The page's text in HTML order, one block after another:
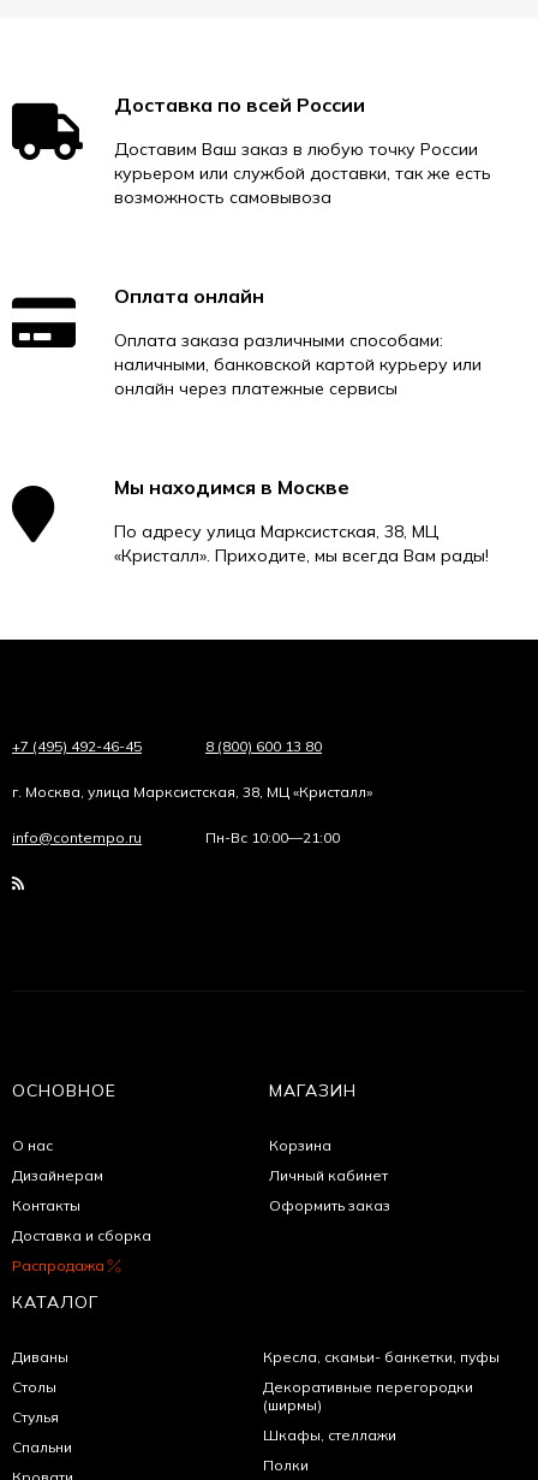
Доставка по всей России
Доставим Ваш заказ в любую точку России
курьером или службой доставки, так же есть
возможность самовывоза
Оплата онлайн
Оплата заказа различными способами:
наличными, банковской картой курьеру или
онлайн через платежные сервисы
Мы находимся в Москве
По адресу улица Марксистская, 38, МЦ
«Кристалл». Приходите, мы всегда Вам рады!
+7 (495) 492-46-45 8 (800) 600 13 80
г. Москва, улица Марксистская, 38, МЦ «Кристалл»
info@contempo.ru Пн-Вс 10:00—21:00
ОСНОВНОЕ
О нас
Дизайнерам
Контакты
Доставка и сборка
Распродажа
МАГАЗИН
Корзина
Личный кабинет
Оформить заказ
КАТАЛОГ
Диваны
Столы
Стулья
Спальни
Кресла, скамьи- банкетки, пуфы
Декоративные перегородки
(ширмы)
Шкафы, стеллажи
Полки